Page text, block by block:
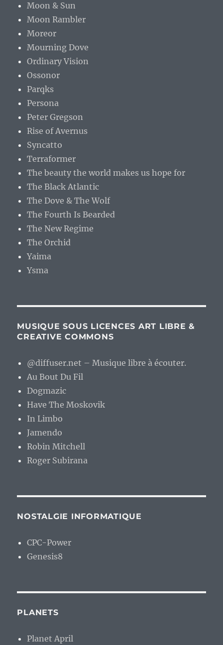
Moon & Sun
Moon Rambler
Moreor
Mourning Dove
Ordinary Vision
Ossonor
Parqks
Persona
Peter Gregson
Rise of Avernus
Syncatto
Terraformer
The beauty the world makes us hope for
The Black Atlantic
The Dove & The Wolf
The Fourth Is Bearded
The New Regime
The Orchid
Yaima
Ysma
MUSIQUE SOUS LICENCES ART LIBRE &
CREATIVE COMMONS
@diffuser.net – Musique libre à écouter.
Au Bout Du Fil
Dogmazic
Have The Moskovik
In Limbo
Jamendo
Robin Mitchell
Roger Subirana
NOSTALGIE INFORMATIQUE
CPC-Power
Genesis8
PLANETS
Planet April